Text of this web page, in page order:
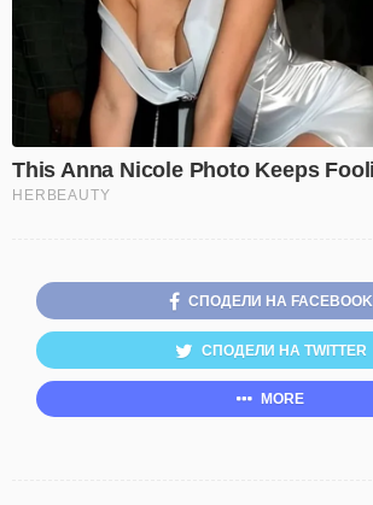
СПОДЕЛИ НА FACEBOOK
СПОДЕЛИ НА TWITTER
MORE